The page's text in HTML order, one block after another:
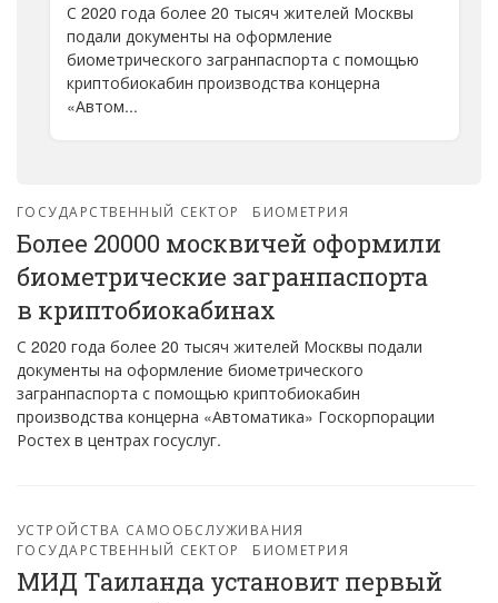
С 2020 года более 20 тысяч жителей Москвы
подали документы на оформление
биометрического загранпаспорта с помощью
криптобиокабин производства концерна
«Автом...
ГОСУДАРСТВЕННЫЙ СЕКТОР БИОМЕТРИЯ
Более 20000 москвичей оформили
биометрические загранпаспорта
в криптобиокабинах
С 2020 года более 20 тысяч жителей Москвы подали
документы на оформление биометрического
загранпаспорта с помощью криптобиокабин
производства концерна «Автоматика» Госкорпорации
Ростех в центрах госуслуг.
УСТРОЙСТВА САМООБСЛУЖИВАНИЯ
ГОСУДАРСТВЕННЫЙ СЕКТОР
БИОМЕТРИЯ
МИД Таиланда установит первый